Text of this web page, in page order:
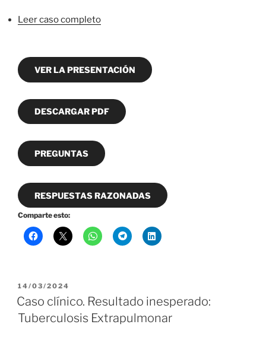
Leer caso completo
VER LA PRESENTACIÓN
DESCARGAR PDF
PREGUNTAS
RESPUESTAS RAZONADAS
Comparte esto:
PUBLICADO
EL
14/03/2024
Caso clínico. Resultado inesperado:
Tuberculosis Extrapulmonar